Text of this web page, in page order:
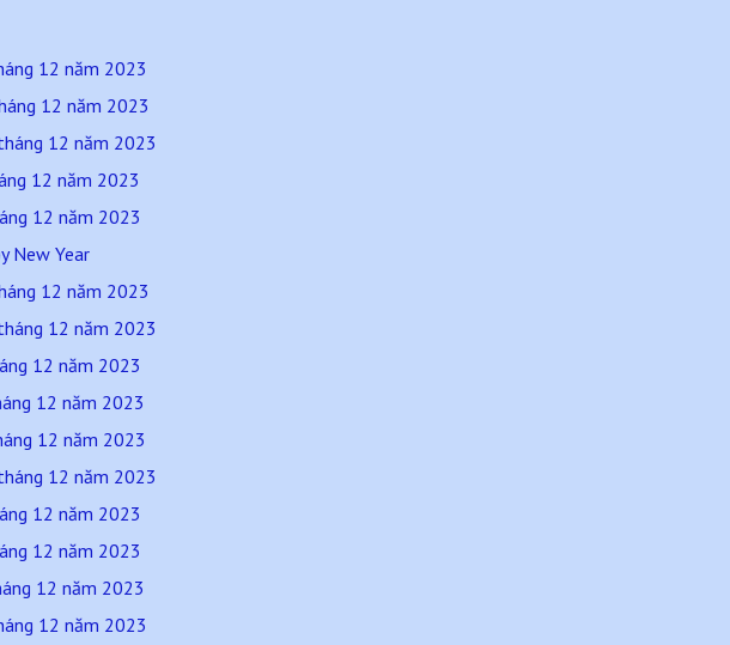
12 năm 2023
12 năm 2023
12 năm 2023
12 năm 2023
12 năm 2023
New Year
12 năm 2023
12 năm 2023
12 năm 2023
12 năm 2023
12 năm 2023
12 năm 2023
12 năm 2023
12 năm 2023
12 năm 2023
12 năm 2023